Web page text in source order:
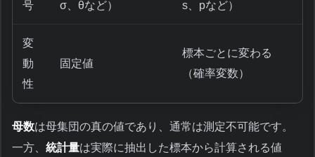
号
σ、θなど）
s、pなど）
変
動
性
固定値
標本ごとに変わる
（確率変数）
母数は母集団の真の値であり、通常は測定不可能です。
一方、 統計量は実際に抽出した標本から計算される値